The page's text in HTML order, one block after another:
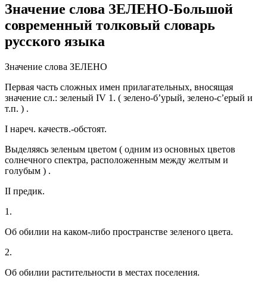
Значение слова ЗЕЛЕНО-Большой
современный толковый словарь
русского языка
Значение слова ЗЕЛЕНО
Первая часть сложных имен прилагательных, вносящая
значение сл.: зеленый IV 1. ( зелено-б’урый, зелено-с’ерый и
т.п. ) .
I нареч. качеств.-обстоят.
Выделяясь зеленым цветом ( одним из основных цветов
солнечного спектра, расположенным между желтым и
голубым ) .
II предик.
1.
Об обилии на каком-либо пространстве зеленого цвета.
2.
Об обилии растительности в местах поселения.